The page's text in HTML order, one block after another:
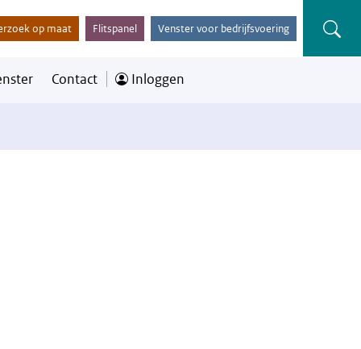
op maat Flitspanel Venster voor bedrijfsvoering
Contact Inloggen